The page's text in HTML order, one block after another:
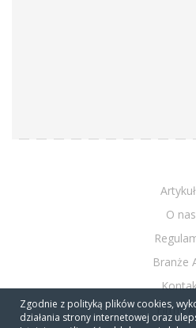
Zgodnie z polityką plików cookies,
działania strony internetowej oraz
O nas
Branże
Firmy